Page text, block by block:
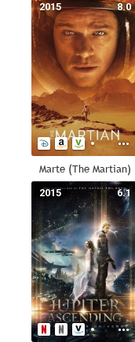
8.0
2015
Marte (The Martian)
6.1
2015